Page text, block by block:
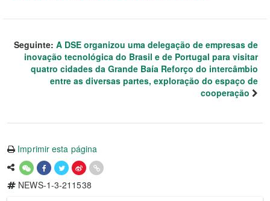
Seguinte: A DSE organizou uma delegação de empresas de
inovação tecnológica do Brasil e de Portugal para visitar
quatro cidades da Grande Baía Reforço do intercâmbio
entre as diversas partes, exploração do espaço de
cooperação
Imprimir esta página
NEWS-1-3-211538